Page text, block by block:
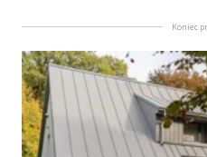
Koniec